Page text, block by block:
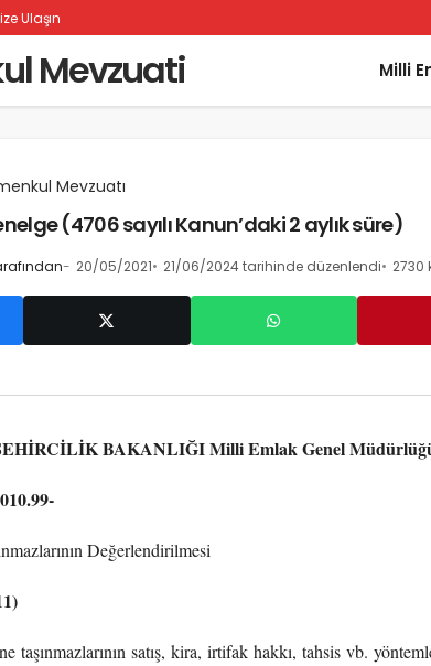
Ulaşın
Mevzuati Milli
Mevzuatı
(4706 sayılı Kanun’daki 2 aylık süre)
20/05/2021 21/06/2024 tarihinde düzenlendi 2730
BAKANLIĞI Milli Emlak Genel
Değerlendirilmesi
taşınmazlarının satış, kira, irtifak hakkı, tahsis vb.